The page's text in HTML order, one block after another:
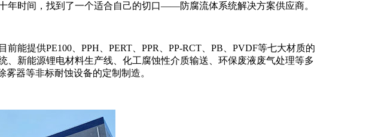
年时间，找到了一个适合自己的切口——防腐流体系统解决方案供应商。
前能提供PE100、PPH、PERT、PPR、PP-RCT、PB、PVDF等七大材质的
、新能源锂电材料生产线、化工腐蚀性介质输送、环保废液废气处理等多
雾器等非标耐蚀设备的定制制造。